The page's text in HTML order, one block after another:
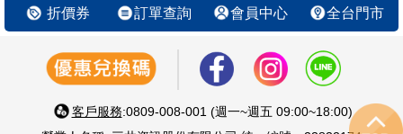
折價券 訂單查詢 會員中心 全台門市
客戶服務:0809-008-001 (週一~週五 09:00~18:00)